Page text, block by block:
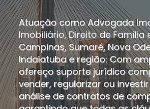
Atuação como Advogada
Imobiliário, Direito de Família
Campinas, Sumaré, Nova
Indaiatuba e região: Com
ofereço suporte jurídico
vender, regularizar ou
análise de contratos de